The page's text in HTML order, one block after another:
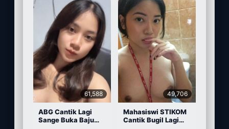
61,588
ABG Cantik Lagi
Sange Buka Baju
49,706
Mahasiswi STIKOM
Cantik Bugil Lagi